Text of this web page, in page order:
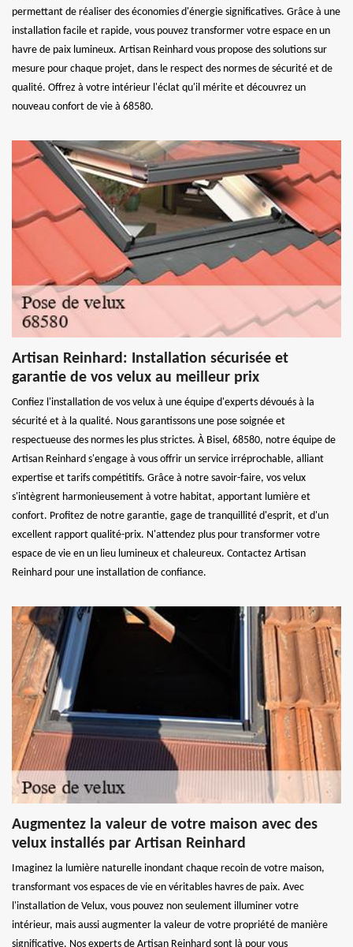
permettant de réaliser des économies d'énergie significatives. Grâce à une
installation facile et rapide, vous pouvez transformer votre espace en un
havre de paix lumineux. Artisan Reinhard vous propose des solutions sur
mesure pour chaque projet, dans le respect des normes de sécurité et de
qualité. Offrez à votre intérieur l'éclat qu'il mérite et découvrez un
nouveau confort de vie à 68580.
Artisan Reinhard: Installation sécurisée et
garantie de vos velux au meilleur prix
Confiez l'installation de vos velux à une équipe d'experts dévoués à la
sécurité et à la qualité. Nous garantissons une pose soignée et
respectueuse des normes les plus strictes. À Bisel, 68580, notre équipe de
Artisan Reinhard s'engage à vous offrir un service irréprochable, alliant
expertise et tarifs compétitifs. Grâce à notre savoir-faire, vos velux
s'intègrent harmonieusement à votre habitat, apportant lumière et
confort. Profitez de notre garantie, gage de tranquillité d'esprit, et d'un
excellent rapport qualité-prix. N'attendez plus pour transformer votre
espace de vie en un lieu lumineux et chaleureux. Contactez Artisan
Reinhard pour une installation de confiance.
Augmentez la valeur de votre maison avec des
velux installés par Artisan Reinhard
Imaginez la lumière naturelle inondant chaque recoin de votre maison,
transformant vos espaces de vie en véritables havres de paix. Avec
l'installation de Velux, vous pouvez non seulement illuminer votre
intérieur, mais aussi augmenter la valeur de votre propriété de manière
significative. Nos experts de Artisan Reinhard sont là pour vous